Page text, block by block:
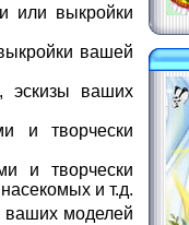
или выкройки
вашей
эскизы ваших
и творчески
и творчески
и т.д.
ваших моделей